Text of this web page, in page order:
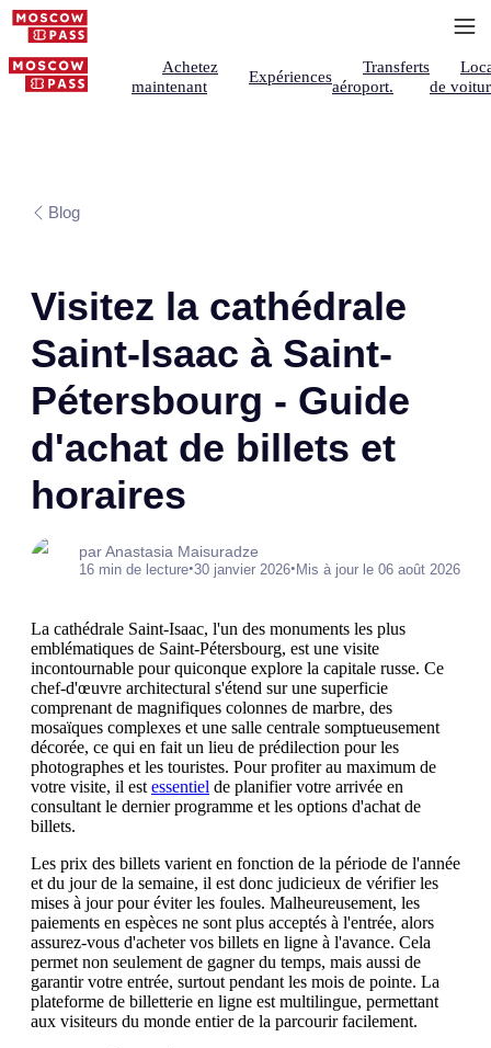
Achetez
maintenant
Expériences
Transferts
aéroport.
de
Blog
Visitez la cathédrale
Saint-Isaac à Saint-
Pétersbourg - Guide
d'achat de billets et
horaires
par Anastasia Maisuradze
16 min de lecture•30 janvier 2026•Mis à jour le 06 août 2026
La cathédrale Saint-Isaac, l'un des monuments les plus
emblématiques de Saint-Pétersbourg, est une visite
incontournable pour quiconque explore la capitale russe. Ce
chef-d'œuvre architectural s'étend sur une superficie
comprenant de magnifiques colonnes de marbre, des
mosaïques complexes et une salle centrale somptueusement
décorée, ce qui en fait un lieu de prédilection pour les
photographes et les touristes. Pour profiter au maximum de
votre visite, il est essentiel de planifier votre arrivée en
consultant le dernier programme et les options d'achat de
billets.
Les prix des billets varient en fonction de la période de l'année
et du jour de la semaine, il est donc judicieux de vérifier les
mises à jour pour éviter les foules. Malheureusement, les
paiements en espèces ne sont plus acceptés à l'entrée, alors
assurez-vous d'acheter vos billets en ligne à l'avance. Cela
permet non seulement de gagner du temps, mais aussi de
garantir votre entrée, surtout pendant les mois de pointe. La
plateforme de billetterie en ligne est multilingue, permettant
aux visiteurs du monde entier de la parcourir facilement.